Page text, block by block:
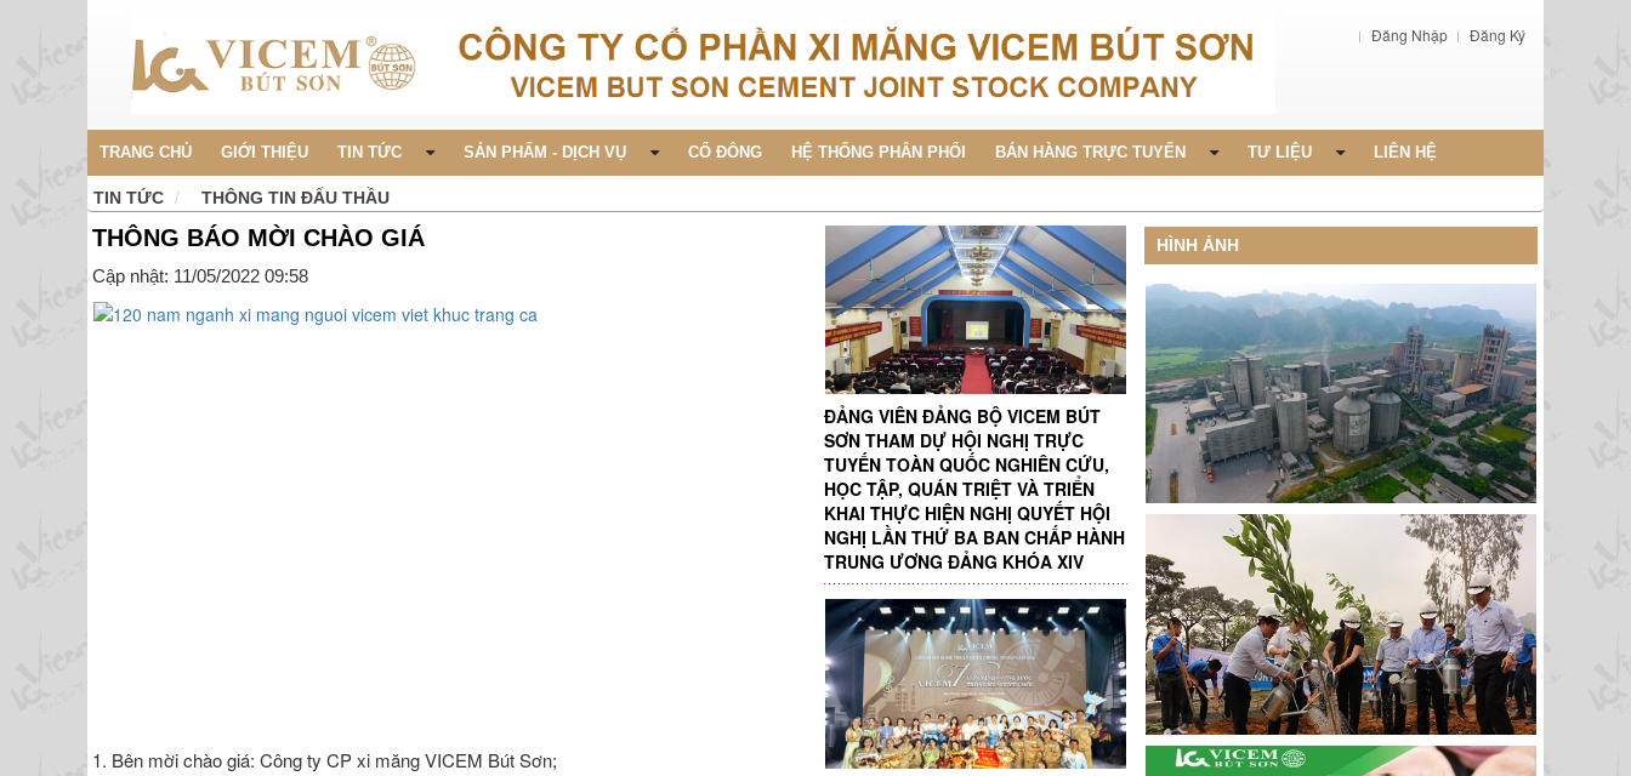
Đăng Nhập Đăng Ký
TRANG CHỦ GIỚI THIỆU TIN TỨC SẢN PHẨM - DỊCH VỤ CỔ ĐÔNG HỆ THỐNG PHÂN PHỐI BÁN HÀNG TRỰC TUYẾN TƯ LIỆU LIÊN HỆ
TIN TỨC THÔNG TIN ĐẤU THẦU
THÔNG BÁO MỜI CHÀO GIÁ
Cập nhật: 11/05/2022 09:58
1. Bên mời chào giá: Công ty CP xi măng VICEM Bút Sơn;
ĐẢNG VIÊN ĐẢNG BỘ VICEM BÚT
SƠN THAM DỰ HỘI NGHỊ TRỰC
TUYẾN TOÀN QUỐC NGHIÊN CỨU,
HỌC TẬP, QUÁN TRIỆT VÀ TRIỂN
KHAI THỰC HIỆN NGHỊ QUYẾT HỘI
NGHỊ LẦN THỨ BA BAN CHẤP HÀNH
TRUNG ƯƠNG ĐẢNG KHÓA XIV
HÌNH ẢNH